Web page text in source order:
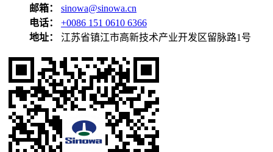
邮箱：
sinowa@sinowa.cn
电话：
+0086 151 0610 6366
地址：
江苏省镇江市高新技术产业开发区留脉路1号